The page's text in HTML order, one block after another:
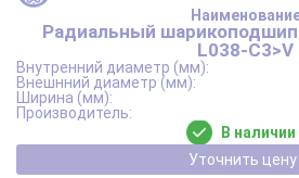
Радиальный
L038-C3>V
В наличии
Уточнить цену